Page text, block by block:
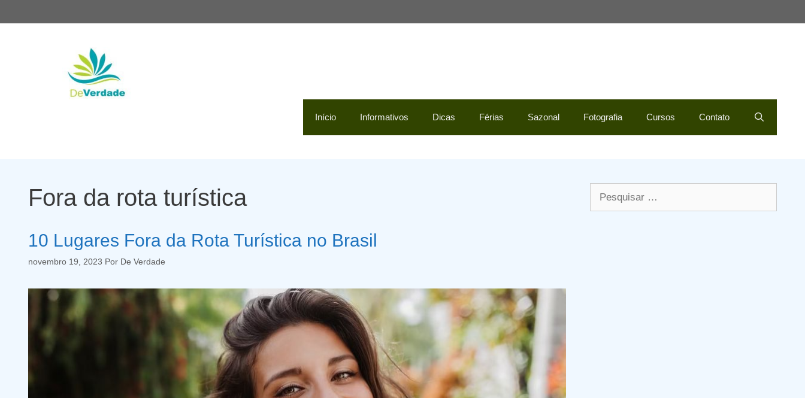
para
Início Informativos Dicas Férias Sazonal Fotografia Cursos Contato
Fora da rota turística
10 Lugares Fora da Rota Turística no Brasil
novembro 19, 2023 Por De Verdade